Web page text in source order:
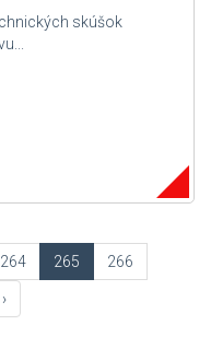
skúšok
264 265 266
›